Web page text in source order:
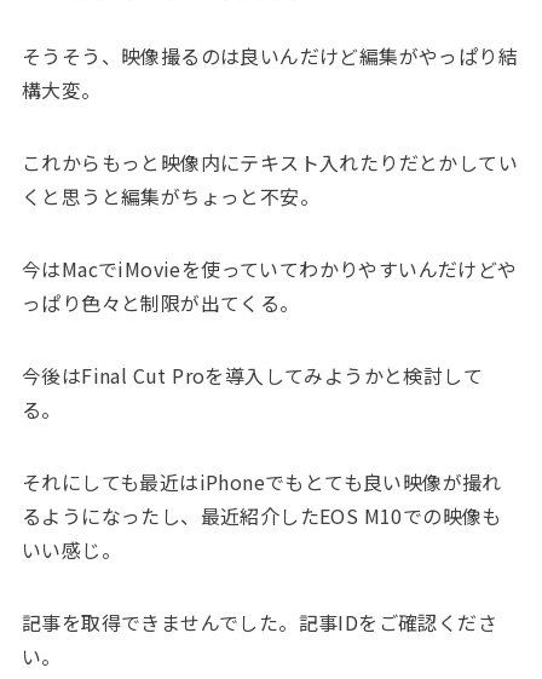
そうそう、映像撮るのは良いんだけど編集がやっぱり結
構大変。
これからもっと映像内にテキスト入れたりだとかしてい
くと思うと編集がちょっと不安。
今はMacでiMovieを使っていてわかりやすいんだけどや
っぱり色々と制限が出てくる。
今後はFinal Cut Proを導入してみようかと検討して
る。
それにしても最近はiPhoneでもとても良い映像が撮れ
るようになったし、最近紹介したEOS M10での映像も
いい感じ。
記事を取得できませんでした。記事IDをご確認くださ
い。